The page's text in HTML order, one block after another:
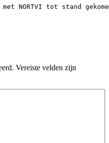
NORTVI tot stand
Vereiste velden zijn